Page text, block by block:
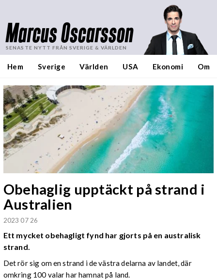
Marcus Oscarsson
SENASTE NYTT FRÅN SVERIGE & VÄRLDEN
Hem Sverige Världen USA Ekonomi Om
Obehaglig upptäckt på strand i
Australien
2023 07 26
Ett mycket obehagligt fynd har gjorts på en australisk
strand.
Det rör sig om en strand i de västra delarna av landet, där
omkring 100 valar har hamnat på land.